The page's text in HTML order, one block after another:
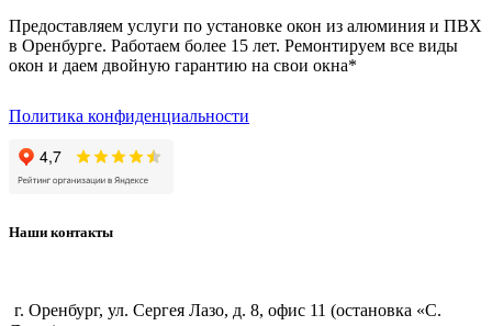
Предоставляем услуги по установке окон из алюминия и ПВХ
в Оренбурге. Работаем более 15 лет. Ремонтируем все виды
окон и даем двойную гарантию на свои окна*
Политика конфиденциальности
Наши контакты
г. Оренбург, ул. Сергея Лазо, д. 8, офис 11 (остановка «С.